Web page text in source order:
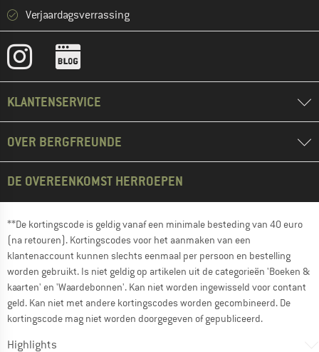
Verjaardagsverrassing
KLANTENSERVICE
OVER BERGFREUNDE
DE OVEREENKOMST HERROEPEN
**De kortingscode is geldig vanaf een minimale besteding van 40 euro
(na retouren). Kortingscodes voor het aanmaken van een
klantenaccount kunnen slechts eenmaal per persoon en bestelling
worden gebruikt. Is niet geldig op artikelen uit de categorieën 'Boeken &
kaarten' en 'Waardebonnen'. Kan niet worden ingewisseld voor contant
geld. Kan niet met andere kortingscodes worden gecombineerd. De
kortingscode mag niet worden doorgegeven of gepubliceerd.
Highlights